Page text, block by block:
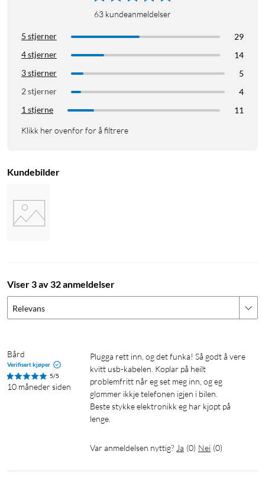
63 kundeanmeldelser
5 stjerner
29
4 stjerner
14
3 stjerner
5
2 stjerner
4
1 stjerne
11
Klikk her ovenfor for å filtrere
Kundebilder
Viser 3 av 32 anmeldelser
Relevans
Bård
Verifisert kjøper
5/5
10 måneder siden
Plugga rett inn, og det funka! Så godt å vere
kvitt usb-kabelen. Koplar på heilt
problemfritt når eg set meg inn, og eg
glømmer ikkje telefonen igjen i bilen.
Beste stykke elektronikk eg har kjøpt på
lenge.
Var anmeldelsen nyttig? Ja (0) Nei (0)